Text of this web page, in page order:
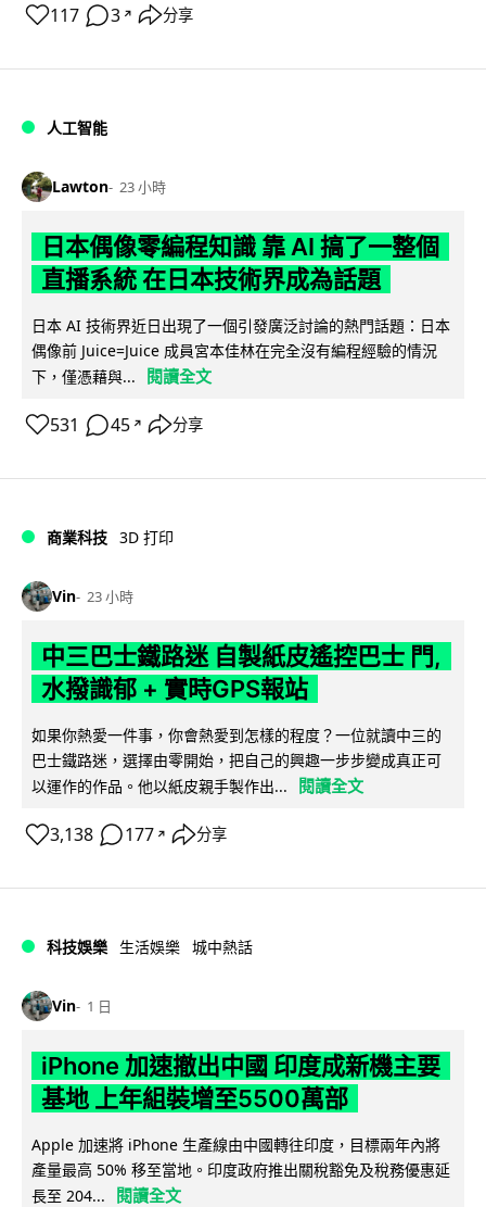
117 3 ↗ 分享
人工智能
Lawton 23 小時
日本偶像零編程知識 靠 AI 搞了一整個
直播系統 在日本技術界成為話題
日本 AI 技術界近日出現了一個引發廣泛討論的熱門話題：日本
偶像前 Juice=Juice 成員宮本佳林在完全沒有編程經驗的情況
下，僅憑藉與...
閱讀全文
531 45 ↗ 分享
商業科技 3D 打印
Vin 23 小時
中三巴士鐵路迷 自製紙皮遙控巴士 門,
水撥識郁 + 實時GPS報站
如果你熱愛一件事，你會熱愛到怎樣的程度？一位就讀中三的
巴士鐵路迷，選擇由零開始，把自己的興趣一步步變成真正可
以運作的作品。他以紙皮親手製作出...
閱讀全文
3,138 177 ↗ 分享
科技娛樂 生活娛樂 城中熱話
Vin 1 日
iPhone 加速撤出中國 印度成新機主要
基地 上年組裝增至5500萬部
Apple 加速將 iPhone 生產線由中國轉往印度，目標兩年內將
產量最高 50% 移至當地。印度政府推出關稅豁免及稅務優惠延
長至 204...
閱讀全文